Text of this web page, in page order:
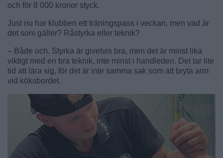
och för 8 000 kronor styck.
Just nu har klubben ett träningspass i veckan, men vad är
det som gäller? Råstyrka eller teknik?
– Både och. Styrka är givetvis bra, men det är minst lika
viktigt med en bra teknik, inte minst i handleden. Det tar lite
tid att lära sig, för det är inte samma sak som att bryta arm
vid köksbordet.